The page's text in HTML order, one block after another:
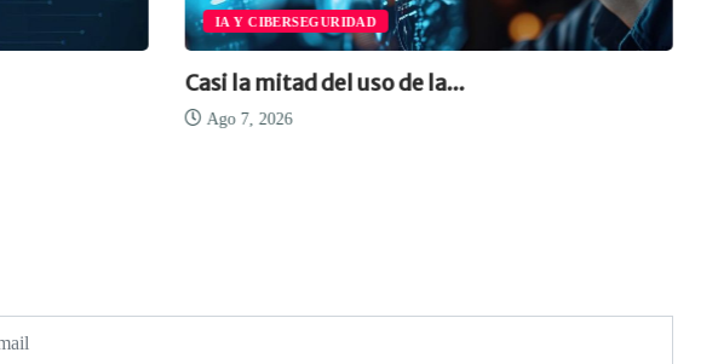
IA Y CIBERSEGURIDAD
Casi la mitad del uso de la...
Ago 7, 2026